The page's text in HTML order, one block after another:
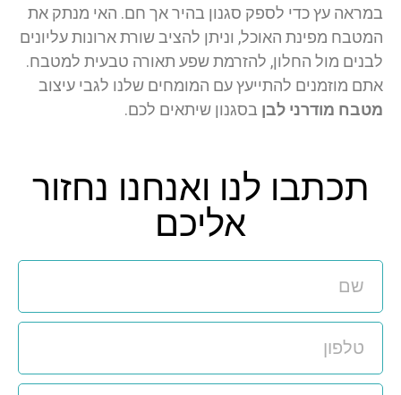
במראה עץ כדי לספק סגנון בהיר אך חם. האי מנתק את
המטבח מפינת האוכל, וניתן להציב שורת ארונות עליונים
לבנים מול החלון, להזרמת שפע תאורה טבעית למטבח.
אתם מוזמנים להתייעץ עם המומחים שלנו לגבי עיצוב
מטבח מודרני לבן בסגנון שיתאים לכם.
תכתבו לנו ואנחנו נחזור
אליכם